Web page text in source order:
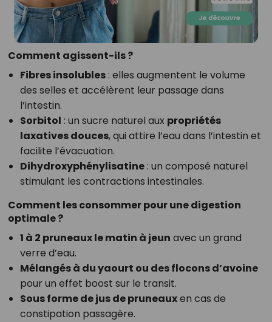
Comment agissent-ils ?
Fibres insolubles: elles augmentent le volume
des selles et accélèrent leur passage dans
l’intestin.
Sorbitol : un sucre naturel aux propriétés
laxatives douces, qui attire l’eau dans l’intestin et
facilite l’évacuation.
Dihydroxyphénylisatine: un composé naturel
stimulant les contractions intestinales.
Comment les consommer pour une digestion
optimale ?
1 à 2 pruneaux le matin à jeun avec un grand
verre d’eau.
Mélangés à du yaourt ou des flocons d’avoine
pour un effet boost sur le transit.
Sous forme de jus de pruneauxen cas de
constipation passagère.